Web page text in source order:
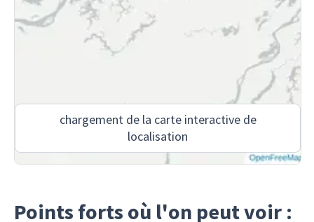
chargement de la carte interactive de
localisation
Points forts où l'on peut voir :